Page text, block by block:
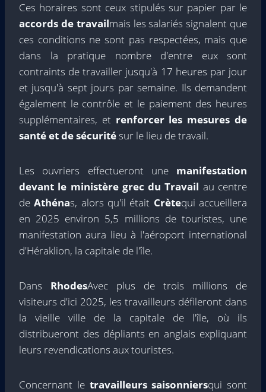
Ces horaires sont ceux stipulés sur papier par le
accords de travailmais les salariés signalent que
ces conditions ne sont pas respectées, mais que
dans la pratique nombre d'entre eux sont
contraints de travailler jusqu'à 17 heures par jour
et jusqu'à sept jours par semaine. Ils demandent
également le contrôle et le paiement des heures
supplémentaires, et renforcer les mesures de
santé et de sécuritésur le lieu de travail.
Les ouvriers effectueront une manifestation
devant le ministère grec du Travail au centre
deAthénas, alors qu'il était Crètequi accueillera
en 2025 environ 5,5 millions de touristes, une
manifestation aura lieu à l'aéroport international
d'Héraklion, la capitale de l'île.
Dans RhodesAvec plus de trois millions de
visiteurs d'ici 2025, les travailleurs défileront dans
la vieille ville de la capitale de l'île, où ils
distribueront des dépliants en anglais expliquant
leurs revendications aux touristes.
Concernant le travailleurs saisonniersqui sont